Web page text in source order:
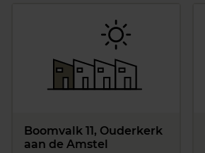
Boomvalk 11, Ouderkerk
aan de Amstel